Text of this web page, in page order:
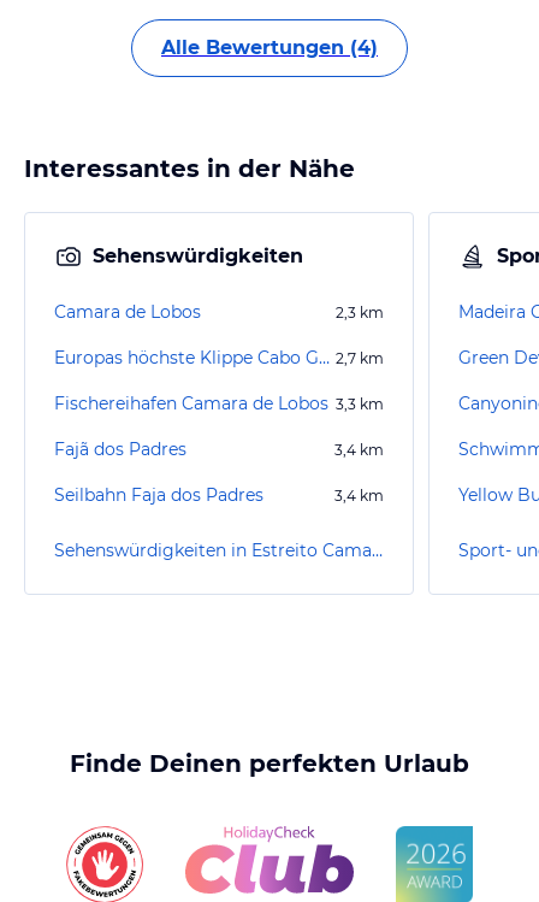
Alle Bewertungen (4)
Interessantes in der Nähe
Sehenswürdigkeiten
Camara de Lobos 2,3 km
Europas höchste Klippe Cabo Girao 2,7 km
Fischereihafen Camara de Lobos 3,3 km
Fajã dos Padres 3,4 km
Seilbahn Faja dos Padres 3,4 km
Sehenswürdigkeiten in Estreito Camara De Lobos
Madeira
Finde Deinen perfekten Urlaub